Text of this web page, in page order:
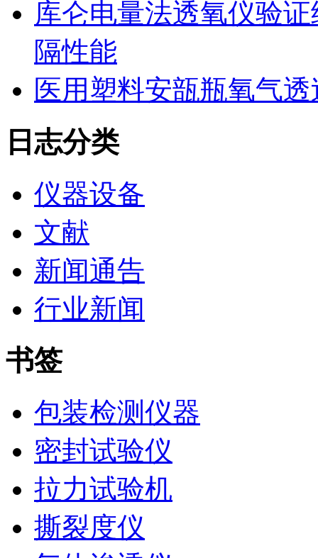
库仑电量法透氧仪验
隔性能
医用塑料安瓿瓶氧气
日志分类
仪器设备
文献
新闻通告
行业新闻
书签
包装检测仪器
密封试验仪
拉力试验机
撕裂度仪